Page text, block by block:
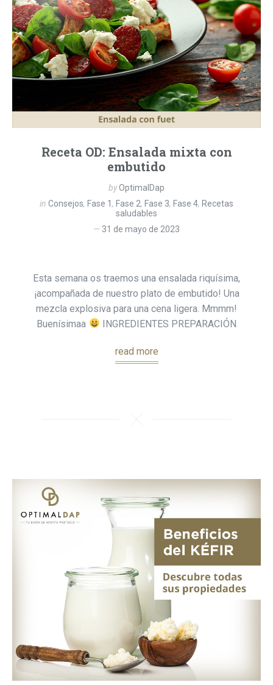
Receta OD: Ensalada mixta con
embutido
byOptimalDap
in Consejos, Fase 1 , Fase 2, Fase 3, Fase 4, Recetas
saludables
31 de mayo de 2023
Esta semana os traemos una ensalada riquísima,
¡acompañada de nuestro plato de embutido! Una
mezcla explosiva para una cena ligera. Mmmm!
Buenísimaa
INGREDIENTES PREPARACIÓN
read more